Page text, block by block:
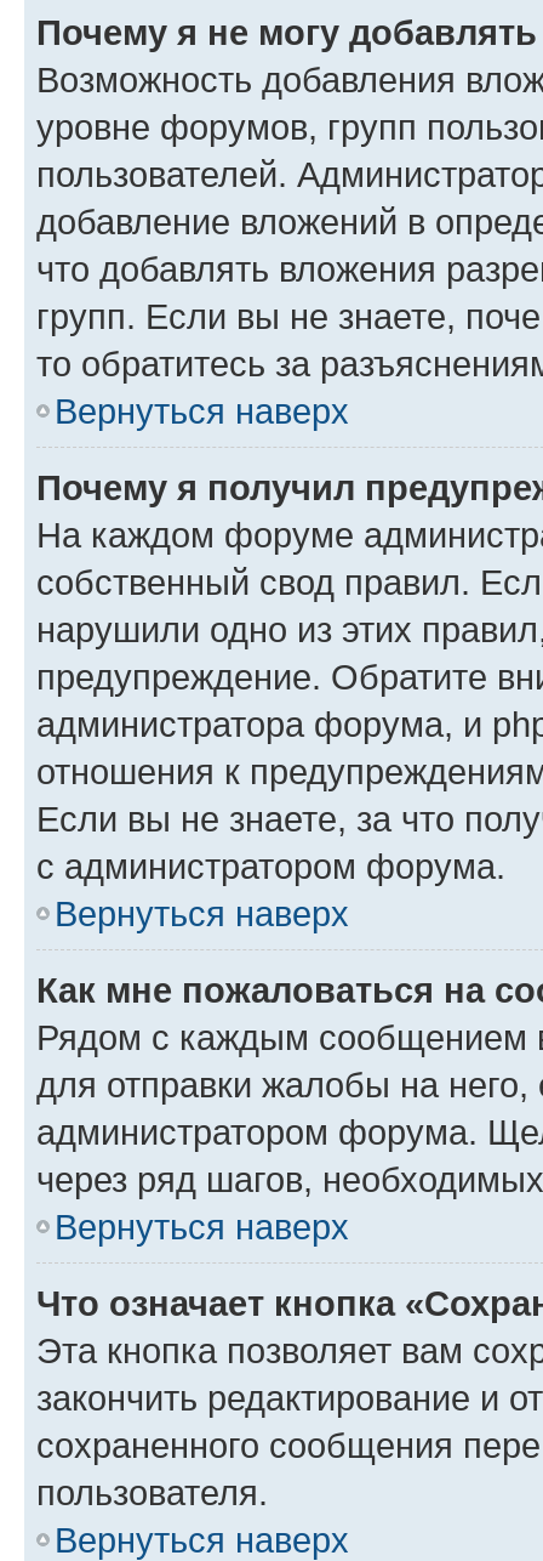
Почему я не могу
Возможность добавления
уровне форумов, групп
пользователей.
добавление вложений в
что добавлять вложения
групп. Если вы не знаете,
то обратитесь за
Вернуться наверх
Почему я получил
На каждом форуме
собственный свод правил.
нарушили одно из этих
предупреждение. Обратите
администратора форума, и
отношения к
Если вы не знаете, за что
с администратором форума.
Вернуться наверх
Как мне пожаловаться на
Рядом с каждым сообщением
для отправки жалобы на
администратором форума.
через ряд шагов,
Вернуться наверх
Что означает кнопка
Эта кнопка позволяет вам
закончить редактирование и
сохраненного сообщения
пользователя.
Вернуться наверх